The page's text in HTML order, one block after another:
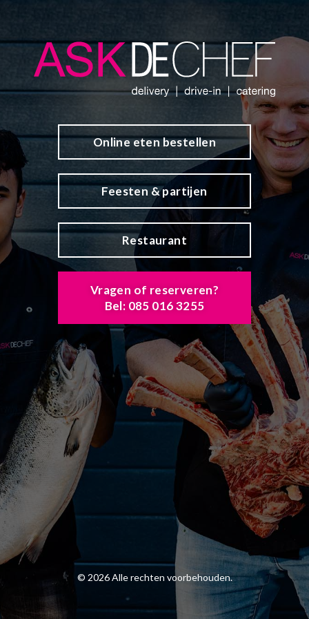
Online eten bestellen
Feesten & partijen
Restaurant
Vragen of reserveren?
Bel: 085 016 3255
© 2026 Alle rechten voorbehouden.